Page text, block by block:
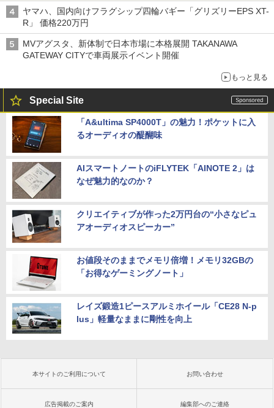
ヤマハ、国内向けフラグシップ四輪バギー「グリズリーEPS XT-
R」 価格220万円
MVアグスタ、新体制で日本市場に本格展開 TAKANAWA
GATEWAY CITYで車両展示イベント開催
もっと見る
Special Site
「A&ultima SP4000T」の魅力！ポケットに入
るオーディオの醍醐味
AIスマートノートのiFLYTEK「AINOTE 2」は
なぜ魅力的なのか？
クリエイティブが作った2万円台の“小さなピュ
アオーディオスピーカー”
お値段そのままでメモリ倍増！メモリ32GBの
「お得なゲーミングノート」
レイズ鍛造1ピースアルミホイール「CE28 N-p
lus」軽量なままに剛性を向上
本サイトのご利用について お問い合わせ
広告掲載のご案内 編集部へのご連絡